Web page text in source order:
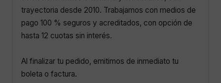
trayectoria desde 2010. Trabajamos con medios de
pago 100 % seguros y acreditados, con opción de
hasta 12 cuotas sin interés.
Al finalizar tu pedido, emitimos de inmediato tu
boleta o factura.